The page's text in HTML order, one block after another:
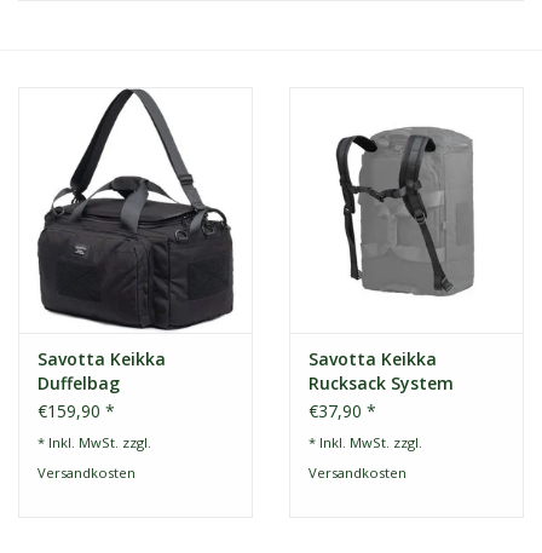
Dachzelt Mieten
Savotta Keikka
Duffelbag
€159,90 *
* Inkl. MwSt. zzgl.
Versandkosten
Savotta Keikka
Rucksack System
Schwarz
€37,90 *
* Inkl. MwSt. zzgl.
Versandkosten